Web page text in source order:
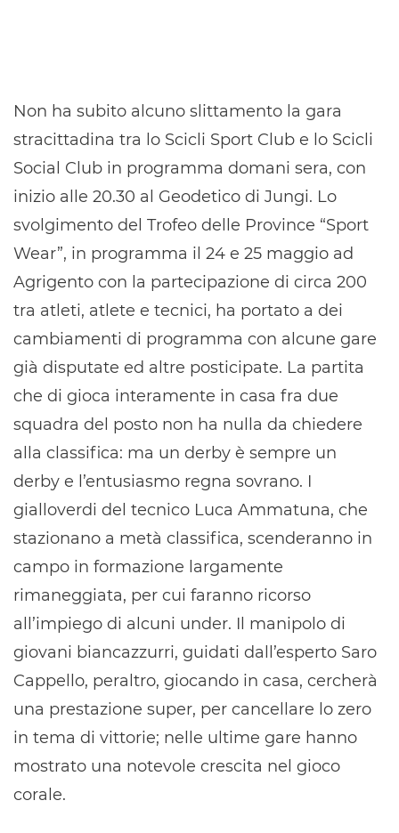
Non ha subito alcuno slittamento la gara
stracittadina tra lo Scicli Sport Club e lo Scicli
Social Club in programma domani sera, con
inizio alle 20.30 al Geodetico di Jungi. Lo
svolgimento del Trofeo delle Province “Sport
Wear”, in programma il 24 e 25 maggio ad
Agrigento con la partecipazione di circa 200
tra atleti, atlete e tecnici, ha portato a dei
cambiamenti di programma con alcune gare
già disputate ed altre posticipate. La partita
che di gioca interamente in casa fra due
squadra del posto non ha nulla da chiedere
alla classifica: ma un derby è sempre un
derby e l’entusiasmo regna sovrano. I
gialloverdi del tecnico Luca Ammatuna, che
stazionano a metà classifica, scenderanno in
campo in formazione largamente
rimaneggiata, per cui faranno ricorso
all’impiego di alcuni under. Il manipolo di
giovani biancazzurri, guidati dall’esperto Saro
Cappello, peraltro, giocando in casa, cercherà
una prestazione super, per cancellare lo zero
in tema di vittorie; nelle ultime gare hanno
mostrato una notevole crescita nel gioco
corale.